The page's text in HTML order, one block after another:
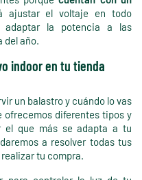
ajustar el voltaje en todo
adaptar la potencia a las
del año.
indoor en tu tienda
un balastro y cuándo lo vas
ofrecemos diferentes tipos y
el que más se adapta a tu
a resolver todas tus
tu compra.